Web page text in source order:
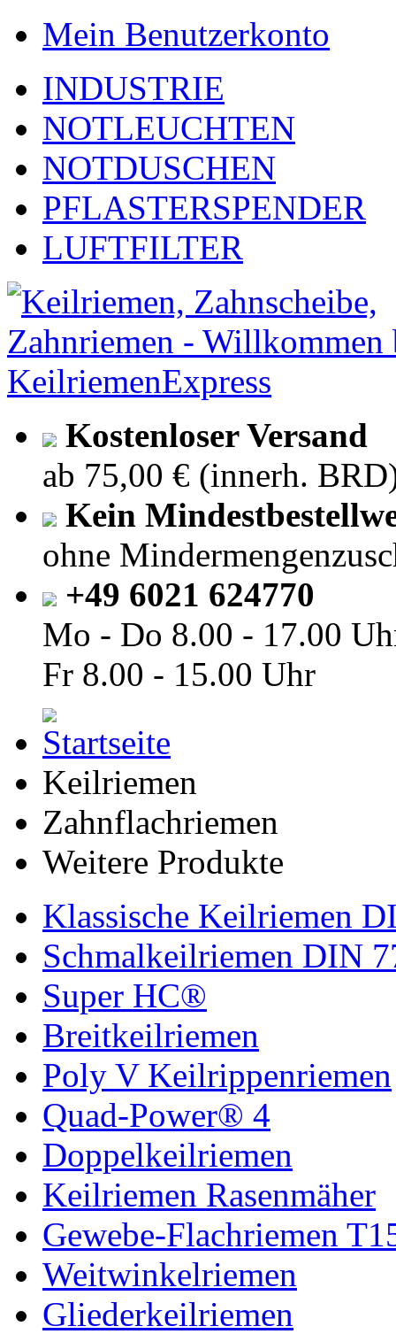
Mein Benutzerkonto
INDUSTRIE
NOTLEUCHTEN
NOTDUSCHEN
PFLASTERSPENDER
LUFTFILTER
Kostenloser Versand
ab 75,00 € (innerh.
Kein
ohne
+49 6021 624770
Mo - Do 8.00 - 17.00
Fr 8.00 - 15.00 Uhr
Keilriemen
Zahnflachriemen
Weitere Produkte
Klassische Keilriemen
Schmalkeilriemen DIN
Super HC®
Breitkeilriemen
Poly V Keilrippenriemen
Quad-Power® 4
Doppelkeilriemen
Keilriemen Rasenmäher
Gewebe-Flachriemen
Weitwinkelriemen
Gliederkeilriemen